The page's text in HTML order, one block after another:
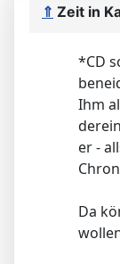
⇑ Zeit in
*CD
Ihm
er -
Da